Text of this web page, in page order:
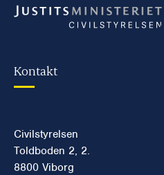
Kontakt
Civilstyrelsen
Toldboden 2, 2.
8800 Viborg